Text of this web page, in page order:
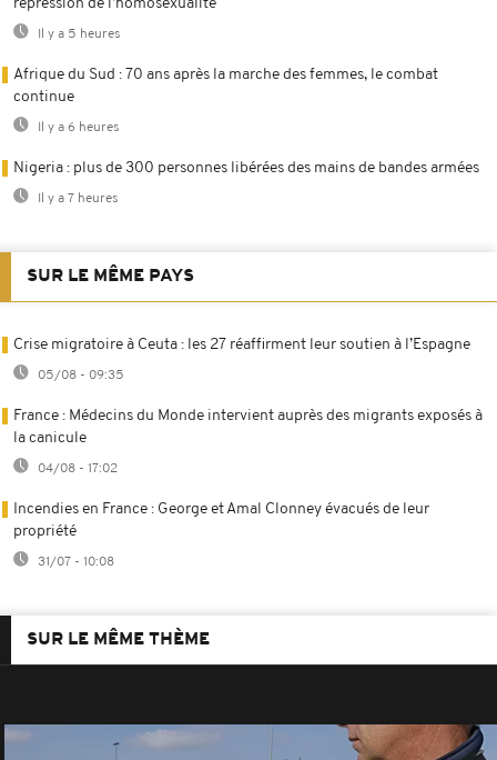
répression de l’homosexualité
Il y a 5 heures
Afrique du Sud : 70 ans après la marche des femmes, le combat
continue
Il y a 6 heures
Nigeria : plus de 300 personnes libérées des mains de bandes armées
Il y a 7 heures
SUR LE MÊME PAYS
Crise migratoire à Ceuta : les 27 réaffirment leur soutien à l’Espagne
05/08 - 09:35
France : Médecins du Monde intervient auprès des migrants exposés à
la canicule
04/08 - 17:02
Incendies en France : George et Amal Clonney évacués de leur
propriété
31/07 - 10:08
SUR LE MÊME THÈME